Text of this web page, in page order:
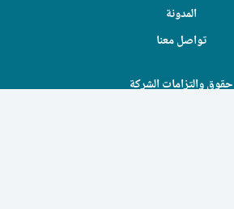
المدونة
تواصل معنا
حقوق والتزامات الشركة